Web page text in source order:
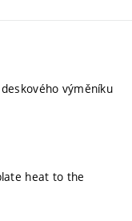
výměníku
heat to the